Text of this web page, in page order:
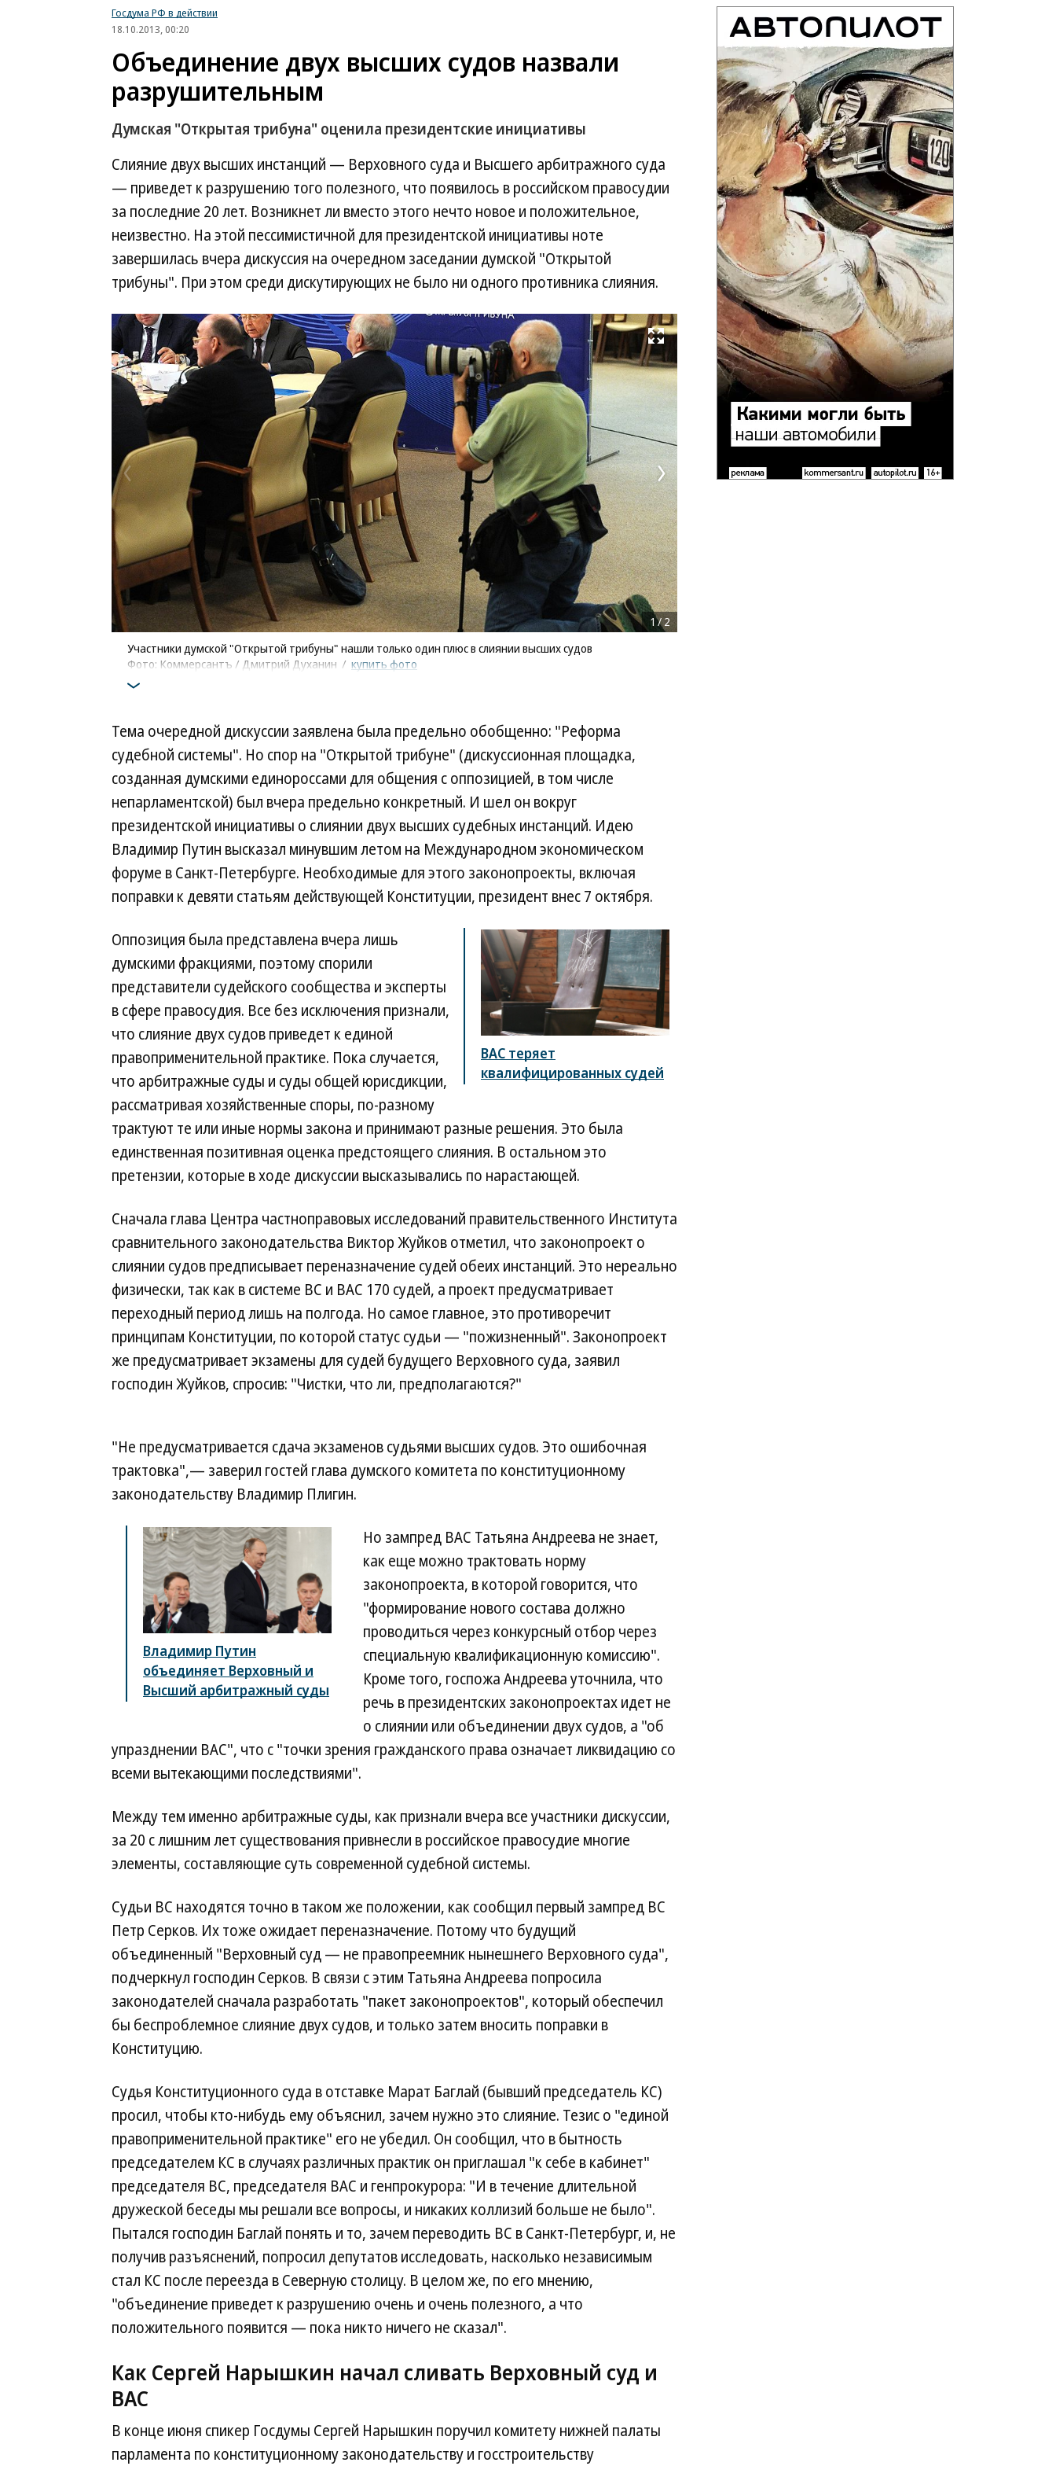
Госдума РФ в действии
18.10.2013, 00:20
Объединение двух высших судов назвали
разрушительным
Думская "Открытая трибуна" оценила президентские инициативы
Слияние двух высших инстанций — Верховного суда и Высшего арбитражного суда
— приведет к разрушению того полезного, что появилось в российском правосудии
за последние 20 лет. Возникнет ли вместо этого нечто новое и положительное,
неизвестно. На этой пессимистичной для президентской инициативы ноте
завершилась вчера дискуссия на очередном заседании думской "Открытой
трибуны". При этом среди дискутирующих не было ни одного противника слияния.
Развернуть на весь экран
Участники думской "Открытой трибуны" нашли только один плюс в слиянии высших судов
Фото: Коммерсантъ / Дмитрий Духанин / купить фото
1/2
Тема очередной дискуссии заявлена была предельно обобщенно: "Реформа
судебной системы". Но спор на "Открытой трибуне" (дискуссионная площадка,
созданная думскими единороссами для общения с оппозицией, в том числе
непарламентской) был вчера предельно конкретный. И шел он вокруг
президентской инициативы о слиянии двух высших судебных инстанций. Идею
Владимир Путин высказал минувшим летом на Международном экономическом
форуме в Санкт-Петербурге. Необходимые для этого законопроекты, включая
поправки к девяти статьям действующей Конституции, президент внес 7 октября.
ВАС теряет
квалифицированных судей
Оппозиция была представлена вчера лишь
думскими фракциями, поэтому спорили
представители судейского сообщества и эксперты
в сфере правосудия. Все без исключения признали,
что слияние двух судов приведет к единой
правоприменительной практике. Пока случается,
что арбитражные суды и суды общей юрисдикции,
рассматривая хозяйственные споры, по-разному
трактуют те или иные нормы закона и принимают разные решения. Это была
единственная позитивная оценка предстоящего слияния. В остальном это
претензии, которые в ходе дискуссии высказывались по нарастающей.
Сначала глава Центра частноправовых исследований правительственного Института
сравнительного законодательства Виктор Жуйков отметил, что законопроект о
слиянии судов предписывает переназначение судей обеих инстанций. Это нереально
физически, так как в системе ВС и ВАС 170 судей, а проект предусматривает
переходный период лишь на полгода. Но самое главное, это противоречит
принципам Конституции, по которой статус судьи — "пожизненный". Законопроект
же предусматривает экзамены для судей будущего Верховного суда, заявил
господин Жуйков, спросив: "Чистки, что ли, предполагаются?"
"Не предусматривается сдача экзаменов судьями высших судов. Это ошибочная
трактовка",— заверил гостей глава думского комитета по конституционному
законодательству Владимир Плигин.
Владимир Путин
объединяет Верховный и
Высший арбитражный суды
Но зампред ВАС Татьяна Андреева не знает,
как еще можно трактовать норму
законопроекта, в которой говорится, что
"формирование нового состава должно
проводиться через конкурсный отбор через
специальную квалификационную комиссию".
Кроме того, госпожа Андреева уточнила, что
речь в президентских законопроектах идет не
о слиянии или объединении двух судов, а "об
упразднении ВАС", что с "точки зрения гражданского права означает ликвидацию со
всеми вытекающими последствиями".
Между тем именно арбитражные суды, как признали вчера все участники дискуссии,
за 20 с лишним лет существования привнесли в российское правосудие многие
элементы, составляющие суть современной судебной системы.
Судьи ВС находятся точно в таком же положении, как сообщил первый зампред ВС
Петр Серков. Их тоже ожидает переназначение. Потому что будущий
объединенный "Верховный суд — не правопреемник нынешнего Верховного суда",
подчеркнул господин Серков. В связи с этим Татьяна Андреева попросила
законодателей сначала разработать "пакет законопроектов", который обеспечил
бы беспроблемное слияние двух судов, и только затем вносить поправки в
Конституцию.
Судья Конституционного суда в отставке Марат Баглай (бывший председатель КС)
просил, чтобы кто-нибудь ему объяснил, зачем нужно это слияние. Тезис о "единой
правоприменительной практике" его не убедил. Он сообщил, что в бытность
председателем КС в случаях различных практик он приглашал "к себе в кабинет"
председателя ВС, председателя ВАС и генпрокурора: "И в течение длительной
дружеской беседы мы решали все вопросы, и никаких коллизий больше не было".
Пытался господин Баглай понять и то, зачем переводить ВС в Санкт-Петербург, и, не
получив разъяснений, попросил депутатов исследовать, насколько независимым
стал КС после переезда в Северную столицу. В целом же, по его мнению,
"объединение приведет к разрушению очень и очень полезного, а что
положительного появится — пока никто ничего не сказал".
Как Сергей Нарышкин начал сливать Верховный суд и
ВАС
В конце июня спикер Госдумы Сергей Нарышкин поручил комитету нижней палаты
парламента по конституционному законодательству и госстроительству